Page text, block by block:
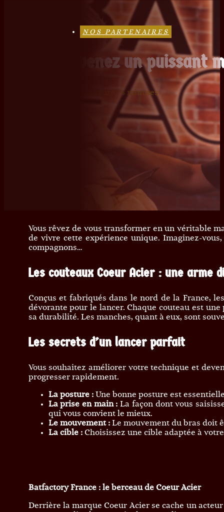
NOS PARTENAIRES
Devenez un puissant
Lecture : 5 minutes
Vous rêvez de vous transformer en un véritable
de vivre cette expérience unique. Imaginez-
compagnons…
Les couteaux Coeur Acier : une arme
Conçus et fabriqués dans le nord de la France,
dévorante pour le lancer. Chaque couteau est
sa durabilité. Les manches, quant à eux, sont
Les secrets d’un lancer parfait
Vous souhaitez améliorer votre technique et
progresser rapidement.
La posture :Une bonne posture est
La prise en main : La façon dont vous
qui vous convient le mieux.
Le mouvement :Le mouvement du bras doit
La cible :Choisissez une cible adaptée à
Batfactory France : le berceau de Coeur Acier
Derrière la marque Coeur Acier se cache un